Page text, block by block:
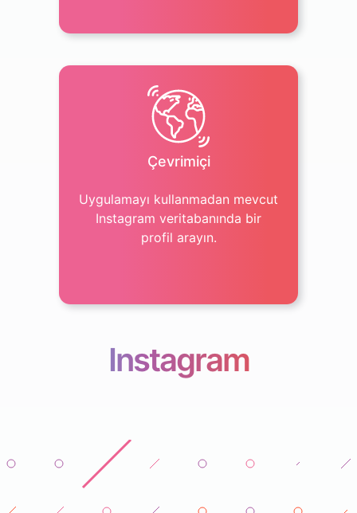
Çevrimiçi
Uygulamayı kullanmadan mevcut
Instagram veritabanında bir
profil arayın.
Instagram